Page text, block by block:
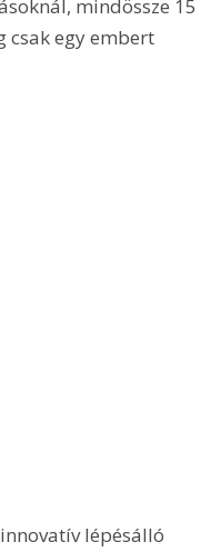
mindössze 15
csak egy embert
lépésálló